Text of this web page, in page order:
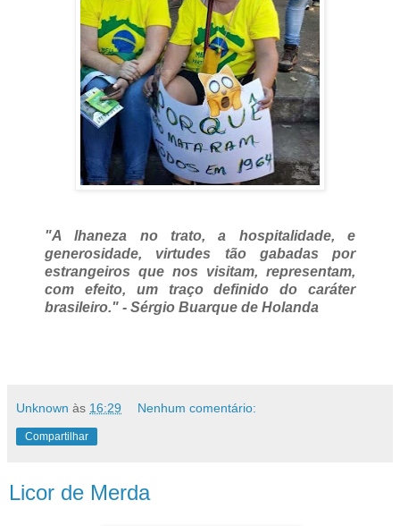
"A lhaneza no trato, a hospitalidade, e
generosidade, virtudes tão gabadas por
estrangeiros que nos visitam, representam,
com efeito, um traço definido do caráter
brasileiro." - Sérgio Buarque de Holanda
Unknown às 16:29 Nenhum comentário:
Compartilhar
Licor de Merda